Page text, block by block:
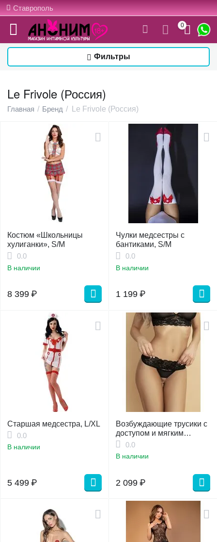
Ставрополь
0
Фильтры
Le Frivole (Россия)
Главная / Бренд / Le Frivole (Россия)
Костюм «Школьницы
хулиганки», S/M
0.0
В наличии
8 399 ₽
Чулки медсестры с
бантиками, S/M
0.0
В наличии
1 199 ₽
Старшая медсестра, L/XL
0.0
В наличии
5 499 ₽
Возбуждающие трусики с
доступом и мягким
кружевом S/M
0.0
В наличии
2 099 ₽